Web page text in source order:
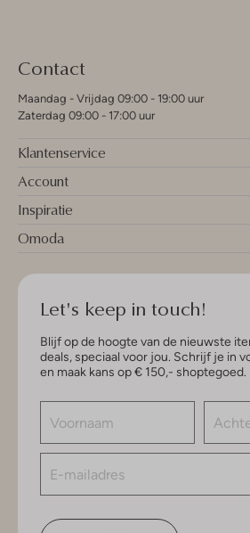
Contact
Maandag - Vrijdag 09:00 - 19:00 uur
Zaterdag 09:00 - 17:00 uur
Klantenservice
Account
Inspiratie
Omoda
Let's keep in touch!
Blijf op de hoogte van de nieuwste
deals, speciaal voor jou. Schrijf je in
en maak kans op € 150,- shoptegoed.